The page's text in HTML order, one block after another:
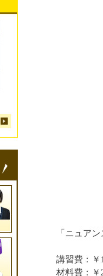
「ニュア
講習費：￥
材料費：￥